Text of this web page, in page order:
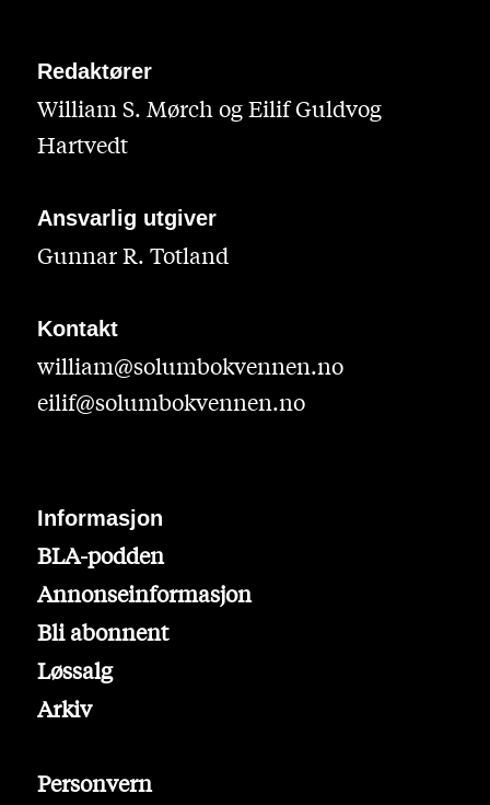
Redaktører
William S. Mørch og Eilif Guldvog
Hartvedt
Ansvarlig utgiver
Gunnar R. Totland
Kontakt
william@solumbokvennen.no
eilif@solumbokvennen.no
Informasjon
BLA-podden
Annonseinformasjon
Bli abonnent
Løssalg
Arkiv
Personvern